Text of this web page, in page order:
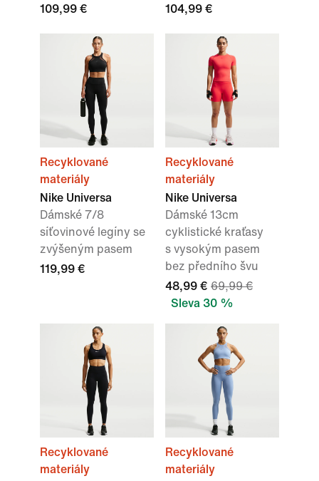
109,99 €
104,99 €
Recyklované
materiály
Nike Universa
Dámské 7/8
síťovinové legíny se
zvýšeným pasem
119,99 €
Recyklované
materiály
Nike Universa
Dámské 13cm
cyklistické kraťasy
s vysokým pasem
bez předního švu
48,99 € 69,99 €
Sleva 30 %
Recyklované
materiály
Recyklované
materiály